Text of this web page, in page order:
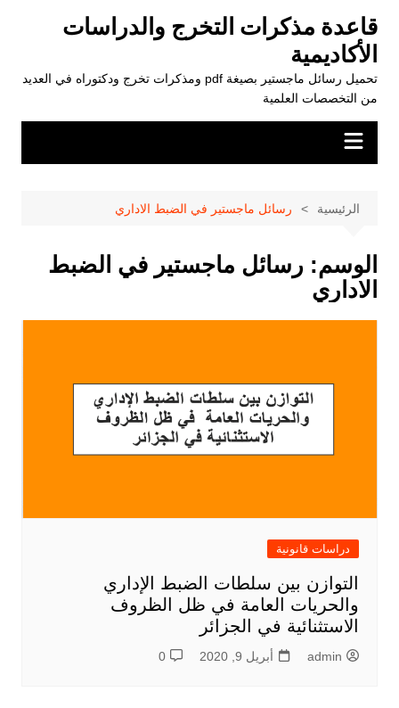
المحتوى
قاعدة مذكرات التخرج والدراسات
الأكاديمية
تحميل رسائل ماجستير بصيغة pdf ومذكرات تخرج ودكتوراه في العديد
من التخصصات العلمية
الرئيسية رسائل ماجستير في الضبط الاداري
الوسم: رسائل ماجستير في الضبط
الاداري
دراسات قانونية
التوازن بين سلطات الضبط الإداري
والحريات العامة في ظل الظروف
الاستثنائية في الجزائر
admin أبريل 9, 2020 0